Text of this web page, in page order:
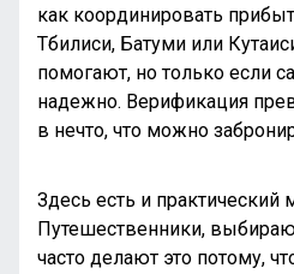
как координировать
Тбилиси, Батуми или
помогают, но только если
надежно. Верификация
в нечто, что можно
Здесь есть и практический
Путешественники,
часто делают это потому,